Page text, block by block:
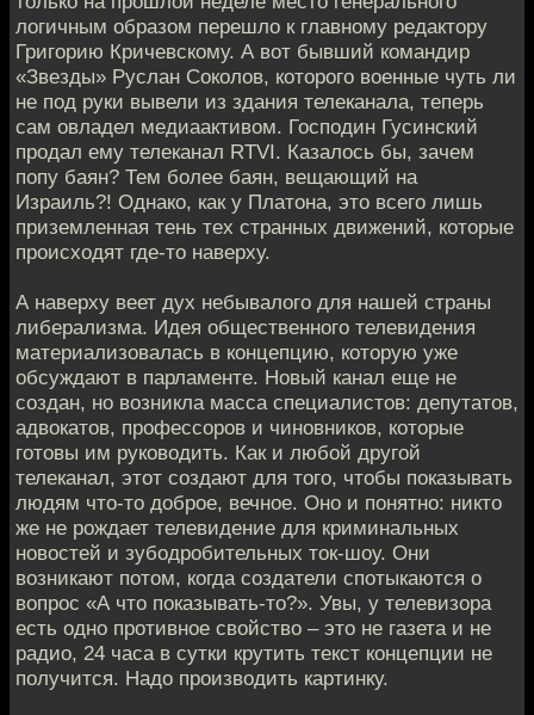
логичным образом перешло к главному редактору
Григорию Кричевскому. А вот бывший командир
«Звезды» Руслан Соколов, которого военные чуть ли
не под руки вывели из здания телеканала, теперь
сам овладел медиаактивом. Господин Гусинский
продал ему телеканал RTVI. Казалось бы, зачем
попу баян? Тем более баян, вещающий на
Израиль?! Однако, как у Платона, это всего лишь
приземленная тень тех странных движений, которые
происходят где-то наверху.
А наверху веет дух небывалого для нашей страны
либерализма. Идея общественного телевидения
материализовалась в концепцию, которую уже
обсуждают в парламенте. Новый канал еще не
создан, но возникла масса специалистов: депутатов,
адвокатов, профессоров и чиновников, которые
готовы им руководить. Как и любой другой
телеканал, этот создают для того, чтобы показывать
людям что-то доброе, вечное. Оно и понятно: никто
же не рождает телевидение для криминальных
новостей и зубодробительных ток-шоу. Они
возникают потом, когда создатели спотыкаются о
вопрос «А что показывать-то?». Увы, у телевизора
есть одно противное свойство – это не газета и не
радио, 24 часа в сутки крутить текст концепции не
получится. Надо производить картинку.